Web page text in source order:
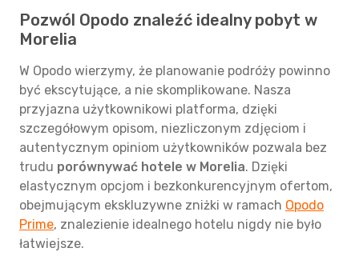
Pozwól Opodo znaleźć idealny pobyt w
Morelia
W Opodo wierzymy, że planowanie podróży powinno
być ekscytujące, a nie skomplikowane. Nasza
przyjazna użytkownikowi platforma, dzięki
szczegółowym opisom, niezliczonym zdjęciom i
autentycznym opiniom użytkowników pozwala bez
trudu porównywać hotele w Morelia. Dzięki
elastycznym opcjom i bezkonkurencyjnym ofertom,
obejmującym ekskluzywne zniżki w ramach Opodo
Prime, znalezienie idealnego hotelu nigdy nie było
łatwiejsze.